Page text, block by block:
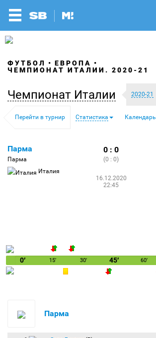
ФУТБОЛ
ЕВРОПА
ЧЕМПИОНАТ ИТАЛИИ. 2020-21
Чемпионат Италии 2020-21
Перейти в турнир Статистика Календарь
Парма
Парма
Италия
0 : 0
(0 : 0)
16.12.2020
22:45
0′ 15′ 30′ 45′ 60′
Парма